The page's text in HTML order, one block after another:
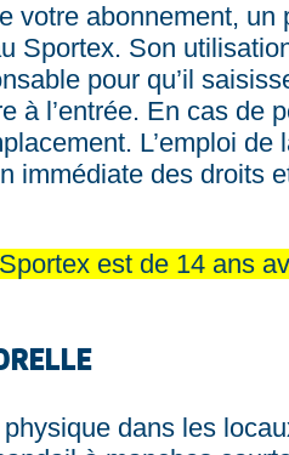
votre abonnement,
Sportex. Son
pour qu’il
à l’entrée. En cas de
L’emploi de
immédiate des droits
est de 14 ans
dans les